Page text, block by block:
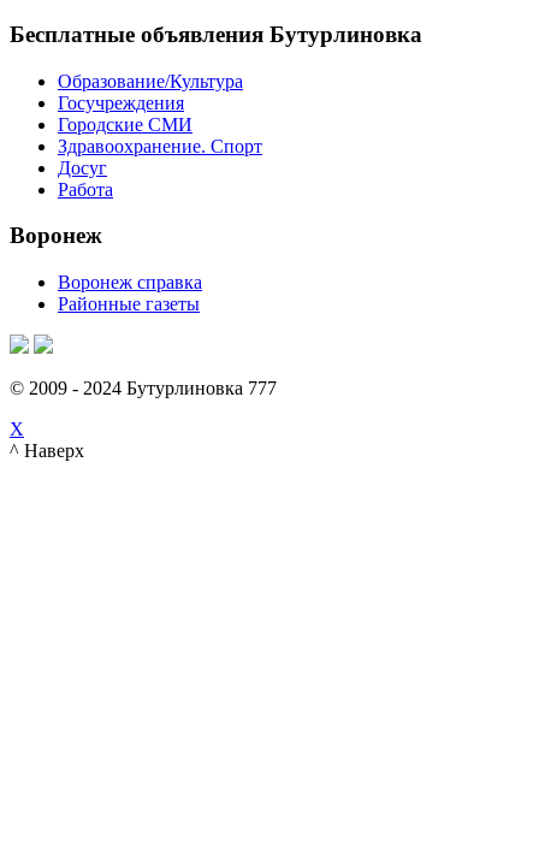
Бесплатные объявления Бутурлиновка
Образование/Культура
Госучреждения
Городские СМИ
Здравоохранение. Спорт
Досуг
Работа
Воронеж
Воронеж справка
Районные газеты
© 2009 - 2024 Бутурлиновка 777
X
^ Наверх